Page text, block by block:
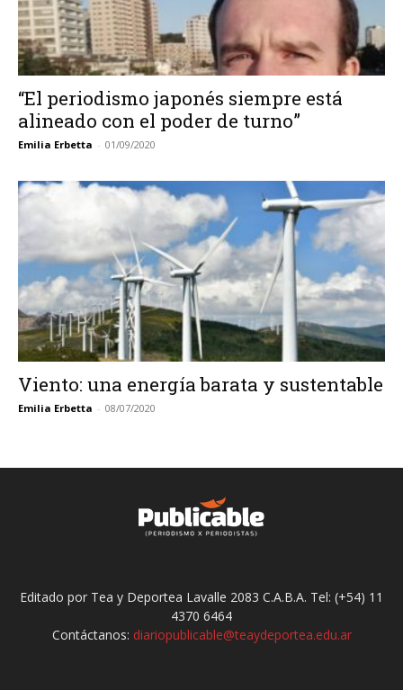
“El periodismo japonés siempre está
alineado con el poder de turno”
Emilia Erbetta - 01/09/2020
Viento: una energía barata y sustentable
Emilia Erbetta - 08/07/2020
Editado por Tea y Deportea Lavalle 2083 C.A.B.A. Tel: (+54) 11
4370 6464
Contáctanos: diariopublicable@teaydeportea.edu.ar